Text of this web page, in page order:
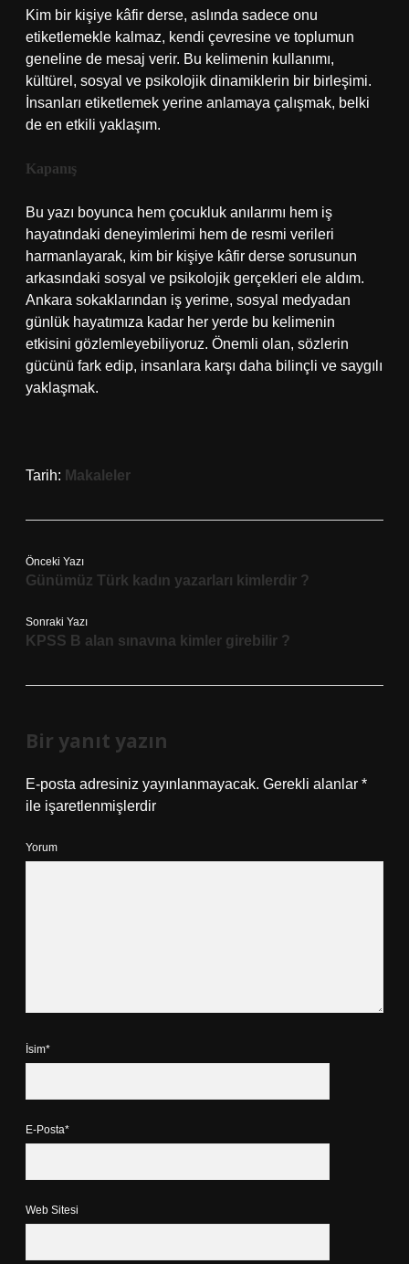
Kim bir kişiye kâfir derse, aslında sadece onu
etiketlemekle kalmaz, kendi çevresine ve toplumun
geneline de mesaj verir. Bu kelimenin kullanımı,
kültürel, sosyal ve psikolojik dinamiklerin bir birleşimi.
İnsanları etiketlemek yerine anlamaya çalışmak, belki
de en etkili yaklaşım.
Kapanış
Bu yazı boyunca hem çocukluk anılarımı hem iş
hayatındaki deneyimlerimi hem de resmi verileri
harmanlayarak, kim bir kişiye kâfir derse sorusunun
arkasındaki sosyal ve psikolojik gerçekleri ele aldım.
Ankara sokaklarından iş yerime, sosyal medyadan
günlük hayatımıza kadar her yerde bu kelimenin
etkisini gözlemleyebiliyoruz. Önemli olan, sözlerin
gücünü fark edip, insanlara karşı daha bilinçli ve saygılı
yaklaşmak.
Tarih: Makaleler
Önceki Yazı
Günümüz Türk kadın yazarları kimlerdir ?
Sonraki Yazı
KPSS B alan sınavına kimler girebilir ?
Bir yanıt yazın
E-posta adresiniz yayınlanmayacak. Gerekli alanlar *
ile işaretlenmişlerdir
Yorum
İsim*
E-Posta*
Web Sitesi